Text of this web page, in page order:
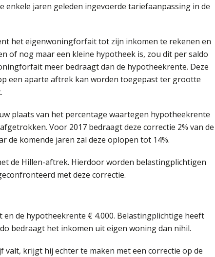
jaren geleden ingevoerde tariefaanpassing in de
het eigenwoningforfait tot zijn inkomen te rekenen en
of nog maar een kleine hypotheek is, zou dit per saldo
meer bedraagt dan de hypotheekrente. Deze
een aparte aftrek kan worden toegepast ter grootte
plaats van het percentage waartegen hypotheekrente
Voor 2017 bedraagt deze correctie 2% van de
komende jaren zal deze oplopen tot 14%.
de Hillen-aftrek. Hierdoor worden belastingplichtigen
met deze correctie.
de hypotheekrente € 4.000. Belastingplichtige heeft
bedraagt het inkomen uit eigen woning dan nihil.
krijgt hij echter te maken met een correctie op de